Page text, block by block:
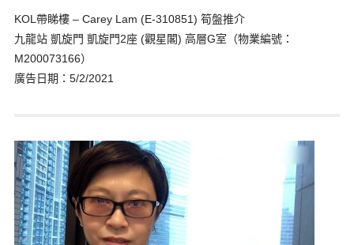
KOL帶睇樓 – Carey Lam (E-310851) 筍盤推介
九龍站 凱旋門 凱旋門2座 (觀星閣) 高層G室（物業編號：
M200073166）
廣告日期：5/2/2021